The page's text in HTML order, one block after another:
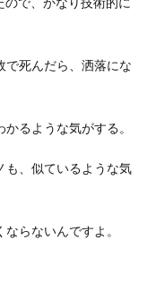
で死んだら、洒落にな
るような気がする。
も、似ているような気
らないんですよ。